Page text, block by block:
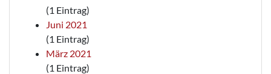
(1 Eintrag)
Juni 2021
(1 Eintrag)
März 2021
(1 Eintrag)